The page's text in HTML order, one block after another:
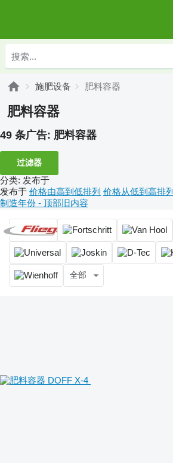
施肥设备 肥料容器
肥料容器
49 条广告: 肥料容器
过滤器
分类: 发布于
发布于 价格由高到低排列 价格从低到高排列
制造年份 - 顶部旧内容
全部